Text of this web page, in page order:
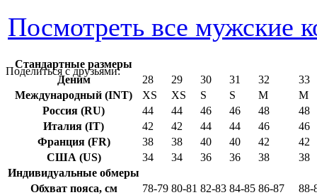
Посмотреть все мужские
Поделиться с друзьями:
Стандартные размеры
Деним
28 29 30 31 32
33
Международный (INT)
XS XS S S M
M
Россия (RU)
44 44 46 46 48
48
Италия (IT)
42 42 44 44 46
46
Франция (FR)
38 38 40 40 42
42
США (US)
34 34 36 36 38
38
Индивидуальные обмеры
Обхват пояса, см
78-79 80-81 82-83 84-85 86-87
88-